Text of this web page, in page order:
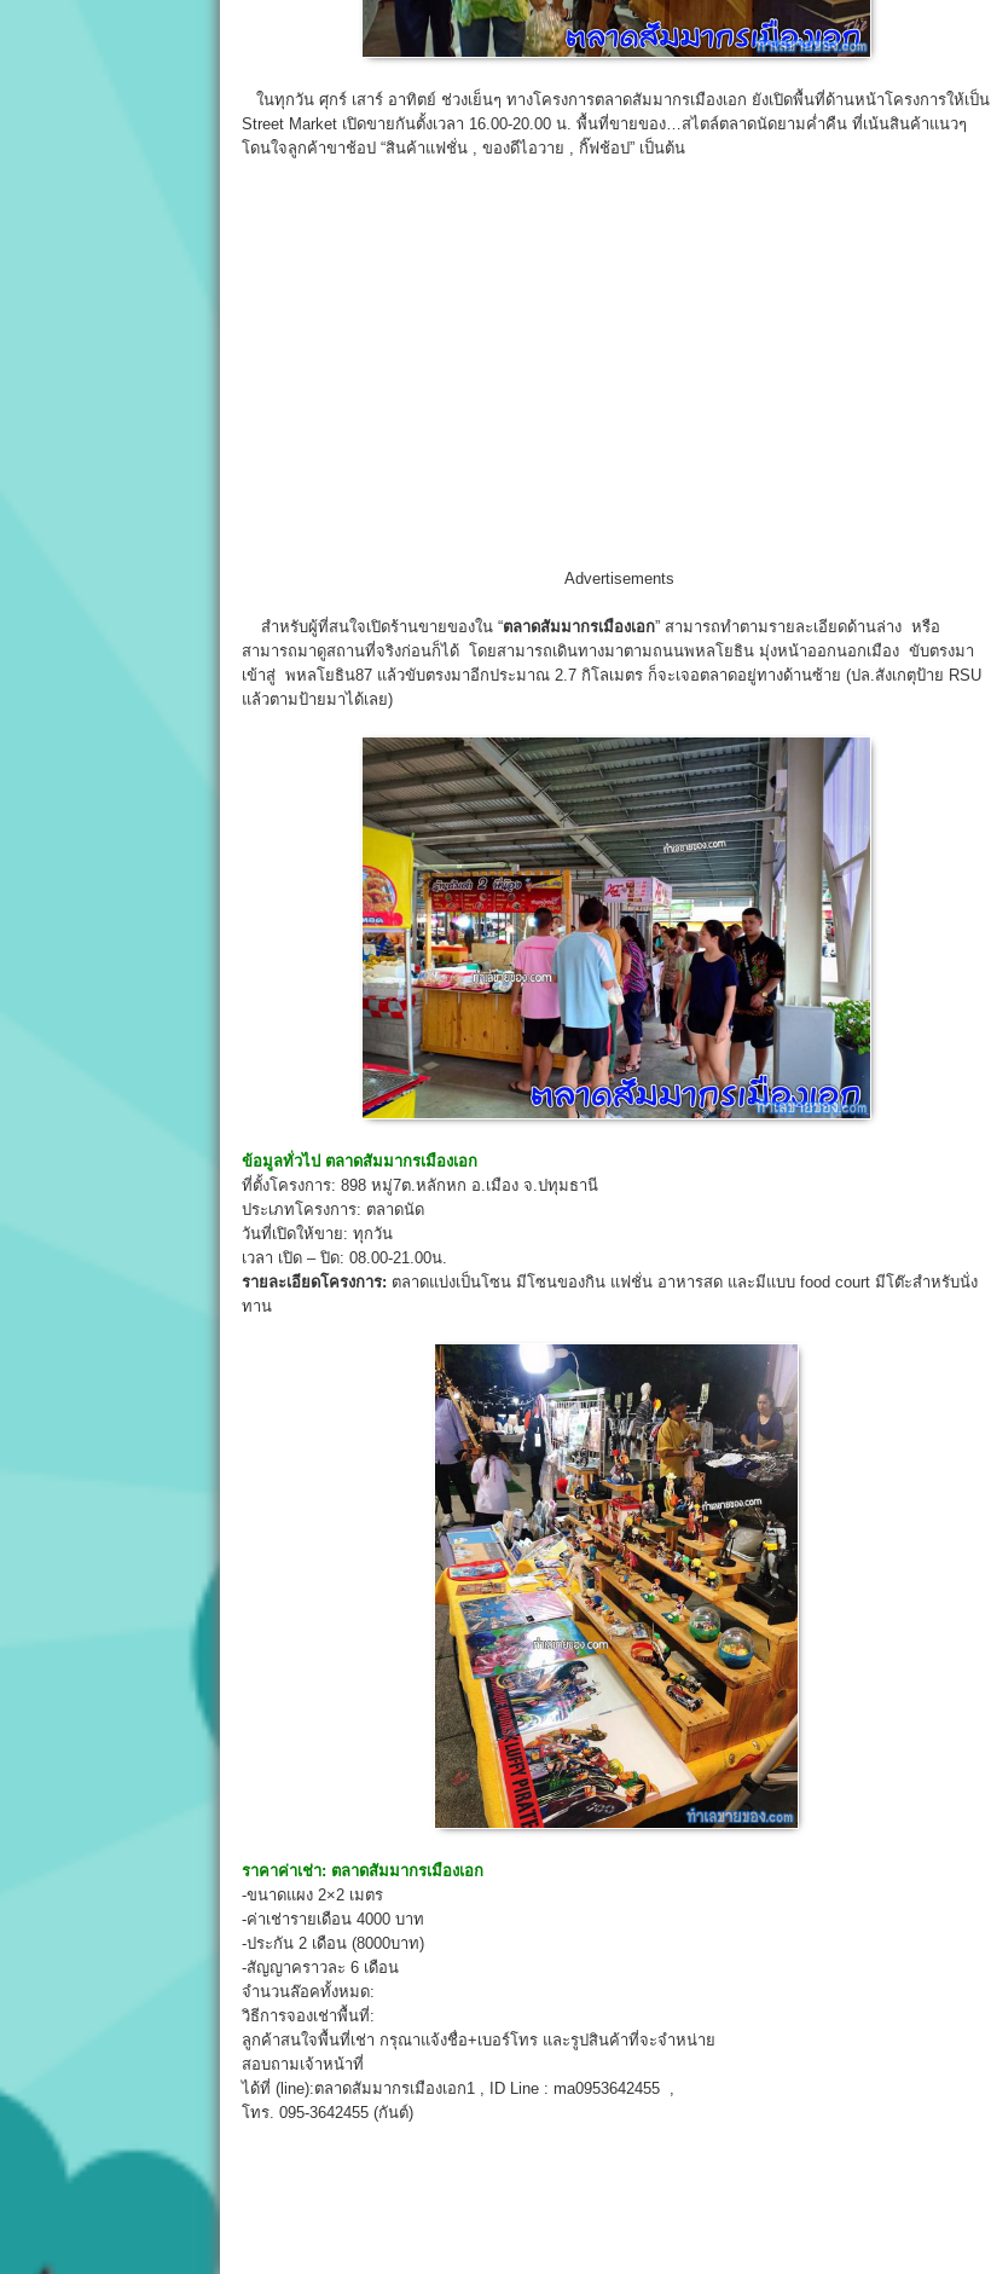
ในทุกวัน ศุกร์ เสาร์ อาทิตย์ ช่วงเย็นๆ ทางโครงการตลาดสัมมากรเมืองเอก ยังเปิดพื้นที่ด้านหน้าโครงการให้เป็น
Street Market เปิดขายกันตั้งเวลา 16.00-20.00 น. พื้นที่ขายของ…สไตล์ตลาดนัดยามค่ำคืน ที่เน้นสินค้าแนวๆ
โดนใจลูกค้าขาช้อป “สินค้าแฟชั่น , ของดีไอวาย , กิ๊ฟช้อป” เป็นต้น
Advertisements
สำหรับผู้ที่สนใจเปิดร้านขายของใน “ตลาดสัมมากรเมืองเอก” สามารถทำตามรายละเอียดด้านล่าง หรือ
สามารถมาดูสถานที่จริงก่อนก็ได้ โดยสามารถเดินทางมาตามถนนพหลโยธิน มุ่งหน้าออกนอกเมือง ขับตรงมา
เข้าสู่ พหลโยธิน87 แล้วขับตรงมาอีกประมาณ 2.7 กิโลเมตร ก็จะเจอตลาดอยู่ทางด้านซ้าย (ปล.สังเกตุป้าย RSU
แล้วตามป้ายมาได้เลย)
ข้อมูลทั่วไป ตลาดสัมมากรเมืองเอก
ที่ตั้งโครงการ: 898 หมู่7ต.หลักหก อ.เมือง จ.ปทุมธานี
ประเภทโครงการ: ตลาดนัด
วันที่เปิดให้ขาย: ทุกวัน
เวลา เปิด – ปิด: 08.00-21.00น.
รายละเอียดโครงการ: ตลาดแบ่งเป็นโซน มีโซนของกิน แฟชั่น อาหารสด และมีแบบ food court มีโต๊ะสำหรับนั่ง
ทาน
ราคาค่าเช่า: ตลาดสัมมากรเมืองเอก
-ขนาดแผง 2×2 เมตร
-ค่าเช่ารายเดือน 4000 บาท
-ประกัน 2 เดือน (8000บาท)
-สัญญาคราวละ 6 เดือน
จำนวนล๊อคทั้งหมด:
วิธีการจองเช่าพื้นที่:
ลูกค้าสนใจพื้นที่เช่า กรุณาแจ้งชื่อ+เบอร์โทร และรูปสินค้าที่จะจำหน่าย
สอบถามเจ้าหน้าที่
ได้ที่ (line):ตลาดสัมมากรเมืองเอก1 , ID Line : ma0953642455 ,
โทร. 095-3642455 (กันต์)